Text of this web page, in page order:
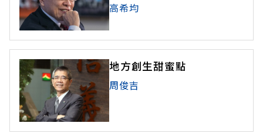
高希均
地方創生甜蜜點
周俊吉